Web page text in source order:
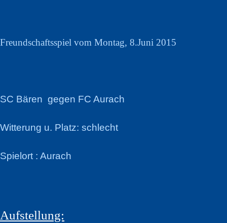
Freundschaftsspiel vom Montag, 8.Juni 2015
SC Bären gegen FC
Witterung u. Platz: schlecht
Spielort : Aurach
Aufstellung: